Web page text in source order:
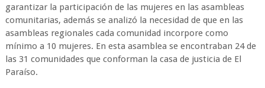
garantizar la participación de las mujeres en las asambleas
comunitarias, además se analizó la necesidad de que en las
asambleas regionales cada comunidad incorpore como
mínimo a 10 mujeres. En esta asamblea se encontraban 24 de
las 31 comunidades que conforman la casa de justicia de El
Paraíso.